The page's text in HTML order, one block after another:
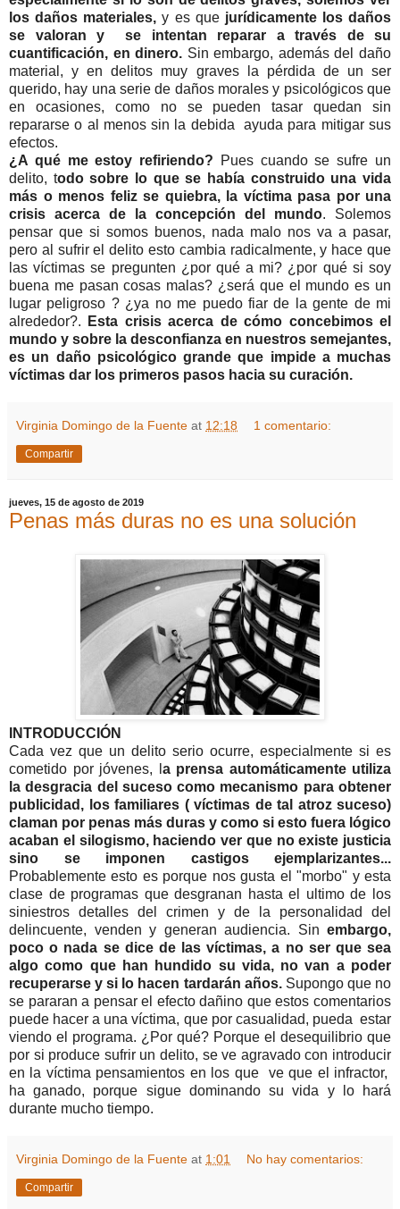
los daños materiales, y es que jurídicamente los daños
se valoran y se intentan reparar a través de su
cuantificación, en dinero. Sin embargo, además del daño
material, y en delitos muy graves la pérdida de un ser
querido, hay una serie de daños morales y psicológicos que
en ocasiones, como no se pueden tasar quedan sin
repararse o al menos sin la debida ayuda para mitigar sus
efectos.
¿A qué me estoy refiriendo? Pues cuando se sufre un
delito, todo sobre lo que se había construido una vida
más o menos feliz se quiebra, la víctima pasa por una
crisis acerca de la concepción del mundo. Solemos
pensar que si somos buenos, nada malo nos va a pasar,
pero al sufrir el delito esto cambia radicalmente, y hace que
las víctimas se pregunten ¿por qué a mi? ¿por qué si soy
buena me pasan cosas malas? ¿será que el mundo es un
lugar peligroso ? ¿ya no me puedo fiar de la gente de mi
alrededor?.
Esta crisis acerca de cómo concebimos el
mundo y sobre la desconfianza en nuestros semejantes,
es un daño psicológico grande que impide a muchas
víctimas dar los primeros pasos hacia su curación.
Virginia Domingo de la Fuente at 12:18 1 comentario:
Compartir
jueves, 15 de agosto de 2019
Penas más duras no es una solución
INTRODUCCIÓN
Cada vez que un delito serio ocurre, especialmente si es
cometido por jóvenes, l a prensa automáticamente utiliza
la desgracia del suceso como mecanismo para obtener
publicidad, los familiares ( víctimas de tal atroz suceso)
claman por penas más duras y como si esto fuera lógico
acaban el silogismo, haciendo ver que no existe justicia
sino se imponen castigos ejemplarizantes...
Probablemente esto es porque nos gusta el "morbo" y esta
clase de programas que desgranan hasta el ultimo de los
siniestros detalles del crimen y de la personalidad del
delincuente, venden y generan audiencia. Sin embargo,
poco o nada se dice de las víctimas, a no ser que sea
algo como que han hundido su vida, no van a poder
recuperarse y si lo hacen tardarán años. Supongo que no
se pararan a pensar el efecto dañino que estos comentarios
puede hacer a una víctima, que por casualidad, pueda estar
viendo el programa. ¿Por qué? Porque el desequilibrio que
por si produce sufrir un delito, se ve agravado con introducir
en la víctima pensamientos en los que ve que el infractor,
ha ganado, porque sigue dominando su vida y lo hará
durante mucho tiempo.
Virginia Domingo de la Fuente at 1:01 No hay comentarios:
Compartir